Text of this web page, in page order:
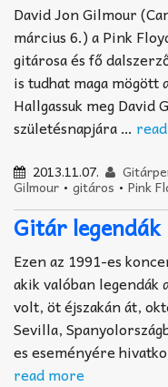
David Jon Gilmour
március 6.) a Pink
gitárosa és fő
is tudhat maga mögött
Hallgassuk meg David
születésnapjára …
2013.11.07.
Gilmour • gitáros • Pink
Gitár legendák
Ezen az 1991-es
akik valóban legendák
volt, öt éjszakán át,
Sevilla,
es eseményére
read more